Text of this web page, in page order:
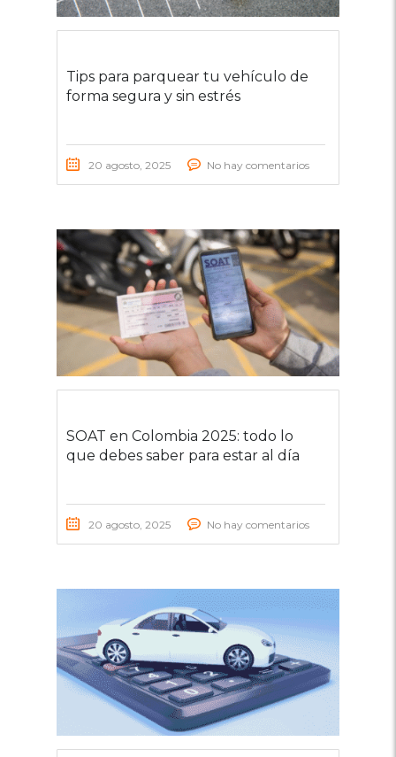
Tips para parquear tu vehículo de
forma segura y sin estrés
20 agosto, 2025 No hay comentarios
SOAT en Colombia 2025: todo lo
que debes saber para estar al día
20 agosto, 2025 No hay comentarios